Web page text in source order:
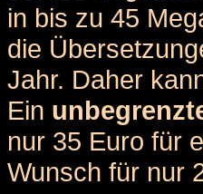
in bis zu 45
die
Jahr. Daher
Ein
nur 35 Euro für
Wunsch für nur